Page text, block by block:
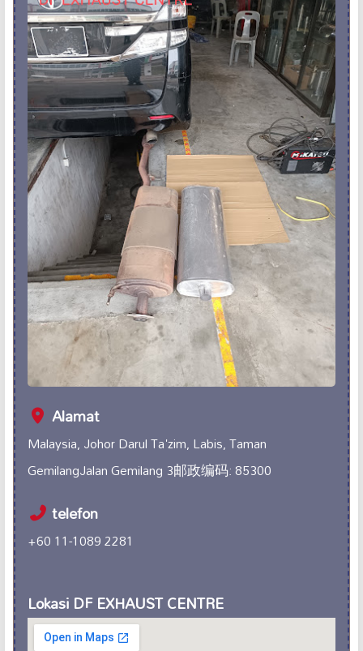
Alamat
Malaysia, Johor Darul Ta'zim, Labis, Taman
GemilangJalan Gemilang 3邮政编码: 85300
telefon
+60 11-1089 2281
Lokasi DF EXHAUST CENTRE